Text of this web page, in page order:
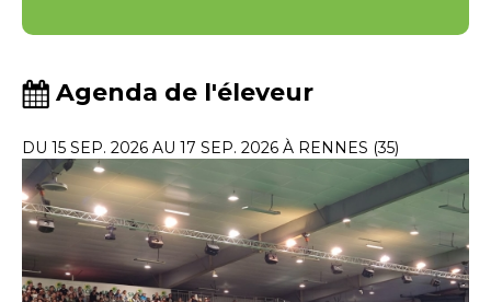
Agenda de l'éleveur
DU 15 SEP. 2026 AU 17 SEP. 2026 À RENNES (35)